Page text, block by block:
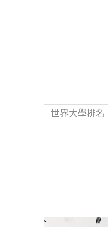
世界大學排名